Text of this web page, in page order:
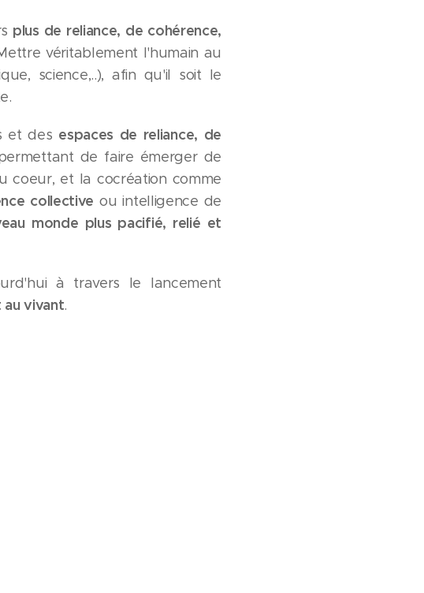
plus de reliance, de cohérence,
véritablement l'humain au
science,..), afin qu'il soit le
et des espaces de reliance, de
de faire émerger de
coeur, et la cocréation comme
collectiveou intelligence de
monde plus pacifié, relié et
à travers le lancement
au vivant.